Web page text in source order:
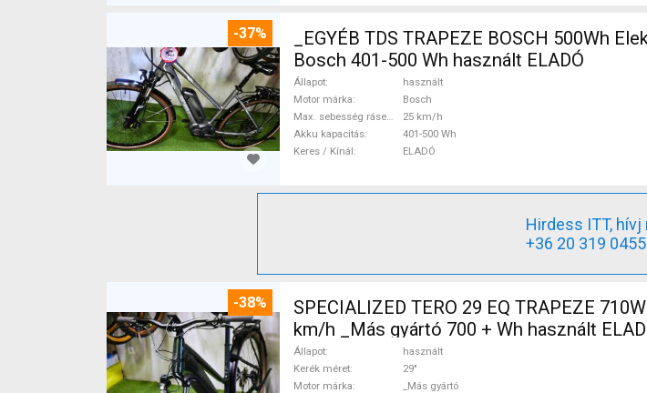
-37%
_EGYÉB TDS TRAPEZE BOSCH 500Wh
Bosch 401-500 Wh használt ELADÓ
Állapot
használt
Motor márka
Bosch
Max. sebesség rásegítéssel
25 km/h
Akku kapacitás
401-500 Wh
Keres / Kínál
ELADÓ
Hirdess ITT,
+36 20 319 0455
-38%
SPECIALIZED TERO 29 EQ TRAPEZE
km/h _Más gyártó 700 + Wh használt
Állapot
használt
Kerék méret
29"
Motor márka
_Más gyártó